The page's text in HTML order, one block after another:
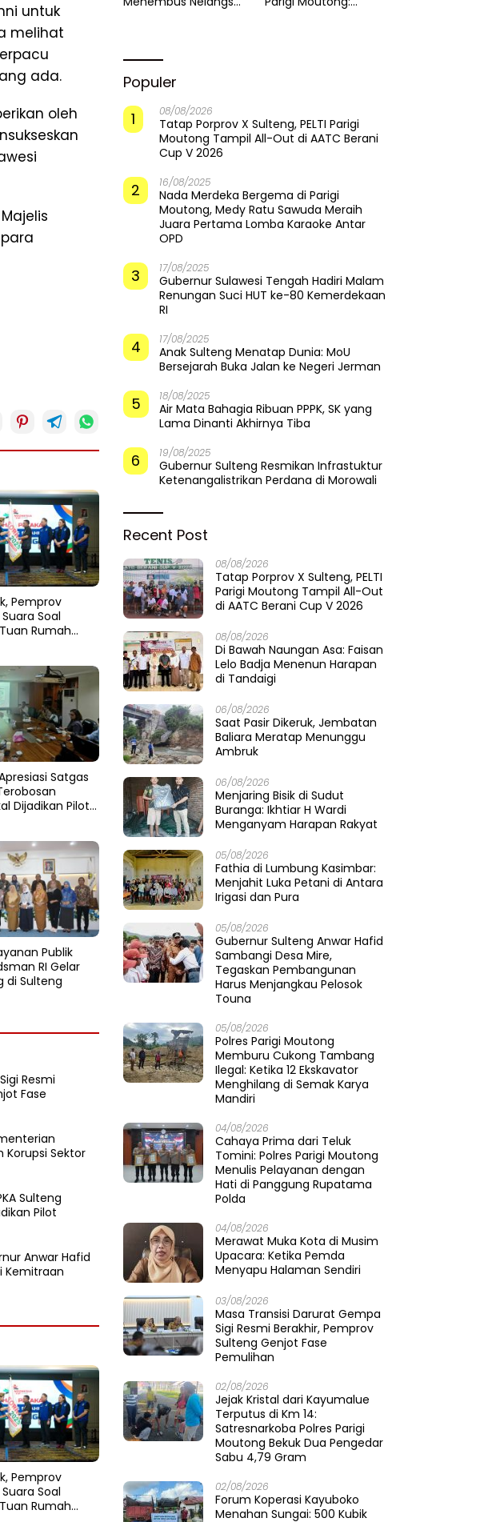
untuk
melihat
ada.
oleh
Pemprov
Soal
Rumah
Satgas
Dijadikan Pilot
Publik
RI Gelar
di Sulteng
Resmi
Fase
Korupsi Sektor
Sulteng
Pilot
Anwar Hafid
Kemitraan
Pemprov
Soal
Rumah
Sinergi
Populer
1
08/08/2026
Tatap Porprov X Sulteng, PELTI Parigi
Moutong Tampil All-Out di AATC Berani
Cup V 2026
2 16/08/2025
Nada Merdeka Bergema di Parigi
Moutong, Medy Ratu Sawuda Meraih
Juara Pertama Lomba Karaoke Antar
OPD
3 17/08/2025
Gubernur Sulawesi Tengah Hadiri Malam
Renungan Suci HUT ke-80 Kemerdekaan
RI
4 17/08/2025
Anak Sulteng Menatap Dunia: MoU
Bersejarah Buka Jalan ke Negeri Jerman
5 18/08/2025
Air Mata Bahagia Ribuan PPPK, SK yang
Lama Dinanti Akhirnya Tiba
6 19/08/2025
Gubernur Sulteng Resmikan Infrastuktur
Ketenangalistrikan Perdana di Morowali
Recent Post
08/08/2026
Tatap Porprov X Sulteng, PELTI
Parigi Moutong Tampil All-Out
di AATC Berani Cup V 2026
08/08/2026
Di Bawah Naungan Asa: Faisan
Lelo Badja Menenun Harapan
di Tandaigi
06/08/2026
Saat Pasir Dikeruk, Jembatan
Baliara Meratap Menunggu
Ambruk
06/08/2026
Menjaring Bisik di Sudut
Buranga: Ikhtiar H Wardi
Menganyam Harapan Rakyat
05/08/2026
Fathia di Lumbung Kasimbar:
Menjahit Luka Petani di Antara
Irigasi dan Pura
05/08/2026
Gubernur Sulteng Anwar Hafid
Sambangi Desa Mire,
Tegaskan Pembangunan
Harus Menjangkau Pelosok
Touna
05/08/2026
Polres Parigi Moutong
Memburu Cukong Tambang
Ilegal: Ketika 12 Ekskavator
Menghilang di Semak Karya
Mandiri
04/08/2026
Cahaya Prima dari Teluk
Tomini: Polres Parigi Moutong
Menulis Pelayanan dengan
Hati di Panggung Rupatama
Polda
04/08/2026
Merawat Muka Kota di Musim
Upacara: Ketika Pemda
Menyapu Halaman Sendiri
03/08/2026
Masa Transisi Darurat Gempa
Sigi Resmi Berakhir, Pemprov
Sulteng Genjot Fase
Pemulihan
02/08/2026
Jejak Kristal dari Kayumalue
Terputus di Km 14:
Satresnarkoba Polres Parigi
Moutong Bekuk Dua Pengedar
Sabu 4,79 Gram
02/08/2026
Forum Koperasi Kayuboko
Menahan Sungai: 500 Kubik